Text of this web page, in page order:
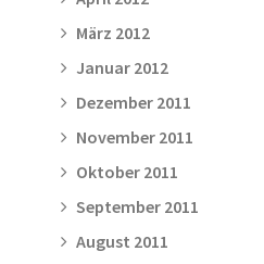
März 2012
Januar 2012
Dezember 2011
November 2011
Oktober 2011
September 2011
August 2011